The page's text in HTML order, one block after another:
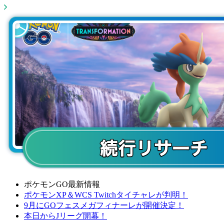
ポケモンGO最新情報
ポケモンXP＆WCS Twitchタイチャレが判明！
9月にGOフェスメガフィナーレが開催決定！
本日からJリーグ開幕！